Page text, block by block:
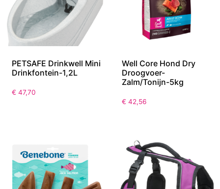
PETSAFE Drinkwell Mini
Drinkfontein-1,2L
€ 47,70
Well Core Hond Dry
Droogvoer-
Zalm/Tonijn-5kg
€ 42,56